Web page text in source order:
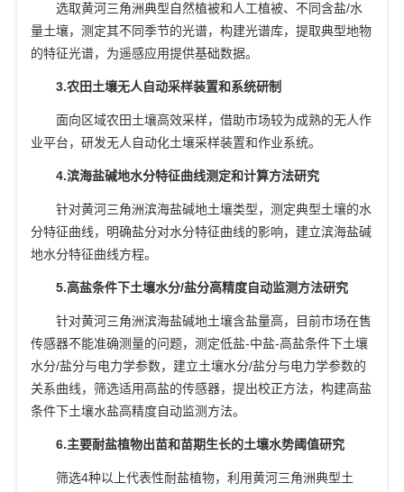
选取黄河三角洲典型自然植被和人工植被、不同含盐/水
量土壤，测定其不同季节的光谱，构建光谱库，提取典型地物
的特征光谱，为遥感应用提供基础数据。
3.农田土壤无人自动采样装置和系统研制
面向区域农田土壤高效采样，借助市场较为成熟的无人作
业平台，研发无人自动化土壤采样装置和作业系统。
4.滨海盐碱地水分特征曲线测定和计算方法研究
针对黄河三角洲滨海盐碱地土壤类型，测定典型土壤的水
分特征曲线，明确盐分对水分特征曲线的影响，建立滨海盐碱
地水分特征曲线方程。
5.高盐条件下土壤水分/盐分高精度自动监测方法研究
针对黄河三角洲滨海盐碱地土壤含盐量高，目前市场在售
传感器不能准确测量的问题，测定低盐-中盐-高盐条件下土壤
水分/盐分与电力学参数，建立土壤水分/盐分与电力学参数的
关系曲线，筛选适用高盐的传感器，提出校正方法，构建高盐
条件下土壤水盐高精度自动监测方法。
6.主要耐盐植物出苗和苗期生长的土壤水势阈值研究
筛选4种以上代表性耐盐植物，利用黄河三角洲典型土